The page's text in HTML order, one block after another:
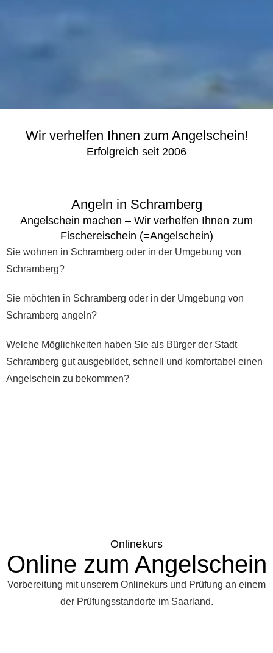
Wir verhelfen Ihnen zum Angelschein!
Erfolgreich seit 2006
Angeln in Schramberg
Angelschein machen – Wir verhelfen Ihnen zum
Fischereischein (=Angelschein)
Sie wohnen in Schramberg oder in der Umgebung von
Schramberg?
Sie möchten in Schramberg oder in der Umgebung von
Schramberg angeln?
Welche Möglichkeiten haben Sie als Bürger der Stadt
Schramberg gut ausgebildet, schnell und komfortabel einen
Angelschein zu bekommen?
Onlinekurs
Online zum Angelschein
Vorbereitung mit unserem Onlinekurs und Prüfung an einem
der Prüfungsstandorte im Saarland.